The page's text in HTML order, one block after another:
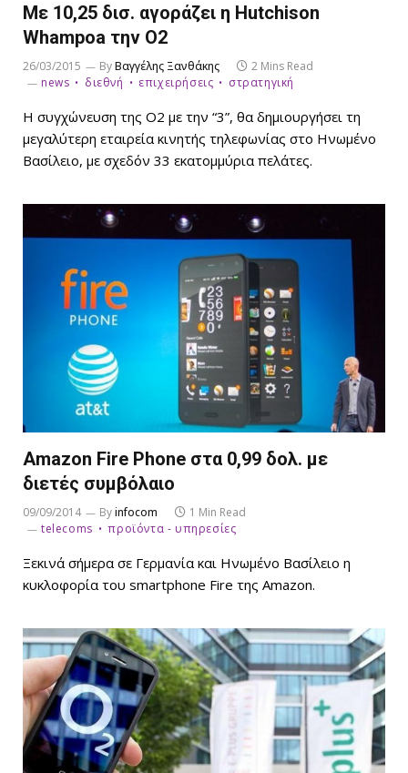
Με 10,25 δισ. αγοράζει η Hutchison
Whampoa την Ο2
26/03/2015 ByΒαγγέλης Ξανθάκης
2 Mins Read
news
διεθνή επιχειρήσεις στρατηγική
Η συγχώνευση της Ο2 με την “3”, θα δημιουργήσει τη
μεγαλύτερη εταιρεία κινητής τηλεφωνίας στο Ηνωμένο
Βασίλειο, με σχεδόν 33 εκατομμύρια πελάτες.
Amazon Fire Phone στα 0,99 δολ. με
διετές συμβόλαιο
09/09/2014 Byinfocom
1 Min Read
telecoms
προϊόντα - υπηρεσίες
Ξεκινά σήμερα σε Γερμανία και Ηνωμένο Βασίλειο η
κυκλοφορία του smartphone Fire της Amazon.